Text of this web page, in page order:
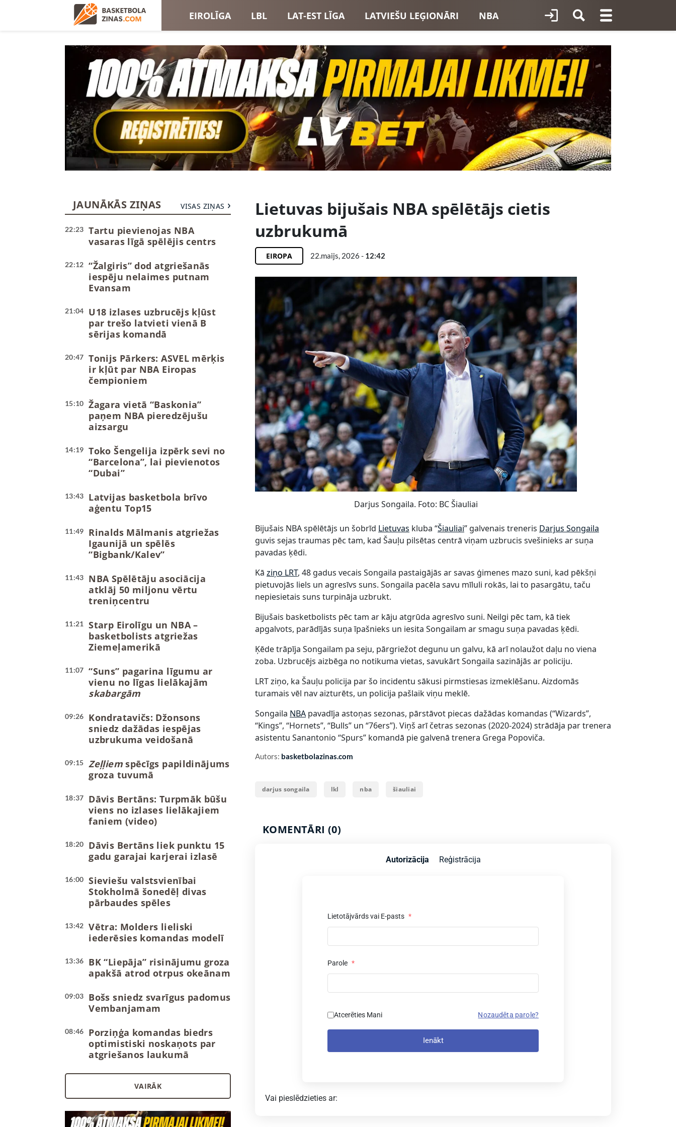
EIROLĪGA LBL LAT-EST LĪGA LATVIEŠU LEĢIONĀRI NBA
EIROKAUSI LATVIJAS IZLASE
JAUNĀKĀS ZIŅAS VISAS ZIŅAS
22:23
Tartu pievienojas NBA
vasaras līgā spēlējis centrs
22:12
“Žalgiris” dod atgriešanās
iespēju nelaimes putnam
Evansam
21:04
U18 izlases uzbrucējs kļūst
par trešo latvieti vienā B
sērijas komandā
20:47
Tonijs Pārkers: ASVEL mērķis
ir kļūt par NBA Eiropas
čempioniem
15:10
Žagara vietā “Baskonia”
paņem NBA pieredzējušu
aizsargu
14:19
Toko Šengelija izpērk sevi no
“Barcelona”, lai pievienotos
“Dubai”
13:43
Latvijas basketbola brīvo
aģentu Top15
11:49
Rinalds Mālmanis atgriežas
Igaunijā un spēlēs
“Bigbank/Kalev”
11:43
NBA Spēlētāju asociācija
atklāj 50 miljonu vērtu
treniņcentru
11:21
Starp Eirolīgu un NBA –
basketbolists atgriežas
Ziemeļamerikā
11:07
“Suns” pagarina līgumu ar
vienu no līgas lielākajām
skabargām
09:26
Kondratavičs: Džonsons
sniedz dažādas iespējas
uzbrukuma veidošanā
09:15 Zeļļiemspēcīgs papildinājums
groza tuvumā
18:37
Dāvis Bertāns: Turpmāk būšu
viens no izlases lielākajiem
faniem (video)
18:20
Dāvis Bertāns liek punktu 15
gadu garajai karjerai izlasē
16:00
Sieviešu valstsvienībai
Stokholmā šonedēļ divas
pārbaudes spēles
13:42
Vētra: Molders lieliski
iederēsies komandas modelī
13:36
BK “Liepāja” risinājumu groza
apakšā atrod otrpus okeānam
09:03
Bošs sniedz svarīgus padomus
Vembanjamam
08:46
Porziņģa komandas biedrs
optimistiski noskaņots par
atgriešanos laukumā
VAIRĀK
Lietuvas bijušais NBA spēlētājs cietis
uzbrukumā
EIROPA 22.maijs, 2026 - 12:42
Darjus Songaila. Foto: BC Šiauliai
Bijušais NBA spēlētājs un šobrīd Lietuvas kluba “Šiauliai” galvenais treneris Darjus Songaila
guvis sejas traumas pēc tam, kad Šauļu pilsētas centrā viņam uzbrucis svešinieks ar suņa
pavadas ķēdi.
Kā ziņo LRT, 48 gadus vecais Songaila pastaigājās ar savas ģimenes mazo suni, kad pēkšņi
pietuvojās liels un agresīvs suns. Songaila pacēla savu mīluli rokās, lai to pasargātu, taču
nepiesietais suns turpināja uzbrukt.
Bijušais basketbolists pēc tam ar kāju atgrūda agresīvo suni. Neilgi pēc tam, kā tiek
apgalvots, parādījās suņa īpašnieks un iesita Songailam ar smagu suņa pavadas ķēdi.
Ķēde trāpīja Songailam pa seju, pārgriežot degunu un galvu, kā arī nolaužot daļu no viena
zoba. Uzbrucējs aizbēga no notikuma vietas, savukārt Songaila sazinājās ar policiju.
LRT ziņo, ka Šauļu policija par šo incidentu sākusi pirmstiesas izmeklēšanu. Aizdomās
turamais vēl nav aizturēts, un policija pašlaik viņu meklē.
Songaila NBA pavadīja astoņas sezonas, pārstāvot piecas dažādas komandas (“Wizards”,
“Kings”, “Hornets”, “Bulls” un “76ers”). Viņš arī četras sezonas (2020-2024) strādāja par trenera
asistentu Sanantonio “Spurs” komandā pie galvenā trenera Grega Popoviča.
Autors: basketbolazinas.com
darjus songaila lkl nba šiauliai
KOMENTĀRI (0)
Autorizācija Reģistrācija
Lietotājvārds vai E-pasts *
Parole *
Atcerēties Mani Nozaudēta parole?
Ienākt
Vai pieslēdzieties ar: